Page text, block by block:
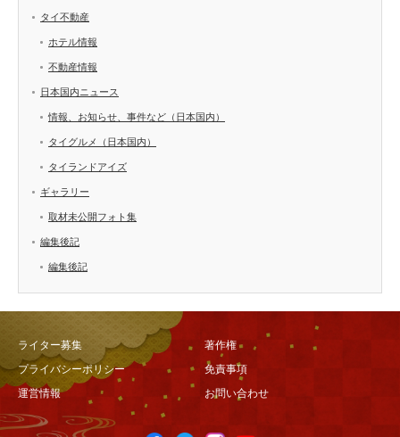
タイ不動産
ホテル情報
不動産情報
日本国内ニュース
情報、お知らせ、事件など（日本国内）
タイグルメ（日本国内）
タイランドアイズ
ギャラリー
取材未公開フォト集
編集後記
編集後記
ライター募集
著作権
プライバシーポリシー
免責事項
運営情報
お問い合わせ